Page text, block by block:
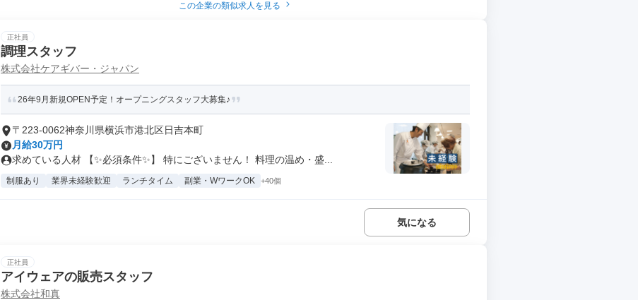
この企業の類似求人を見る
正社員
調理スタッフ
株式会社ケアギバー・ジャパン
26年9月新規OPEN予定！オープニングスタッフ大募集♪
〒223-0062神奈川県横浜市港北区日吉本町
月給30万円
求めている人材 【✨必須条件✨】 特にございません！ 料理の温め・盛...
制服あり 業界未経験歓迎 ランチタイム 副業・WワークOK +40個
気になる
正社員
アイウェアの販売スタッフ
株式会社和真